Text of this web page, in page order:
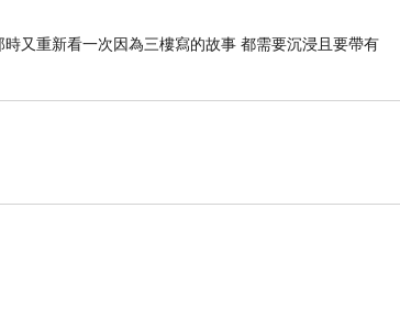
又重新看一次因為三樓寫的故事 都需要沉浸且要帶有